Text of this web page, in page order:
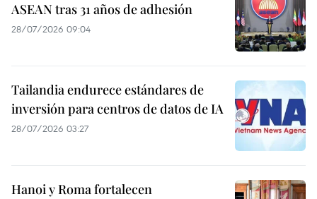
ASEAN tras 31 años de adhesión
28/07/2026 09:04
Tailandia endurece estándares de
inversión para centros de datos de IA
28/07/2026 03:27
Hanoi y Roma fortalecen